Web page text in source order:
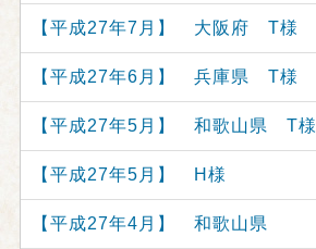
【平成27年7月】 大阪府 T様
【平成27年6月】 兵庫県 T様
【平成27年5月】 和歌山県 T様
【平成27年5月】 H様
【平成27年4月】 和歌山県